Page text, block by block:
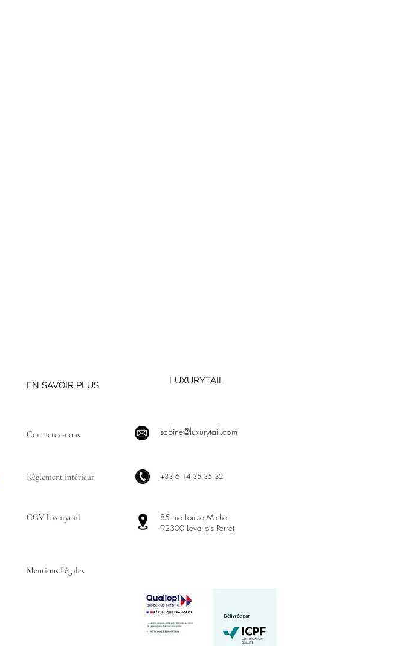
EN SAVOIR PLUS LUXURYTAIL
Contactez-nous ​ sabine@luxurytail.com
Règlement intérieur +33 6 14 35 35 32
CGV Luxurytail
85 rue Louise Michel,
92300 Levallois Perret
Mentions Légales